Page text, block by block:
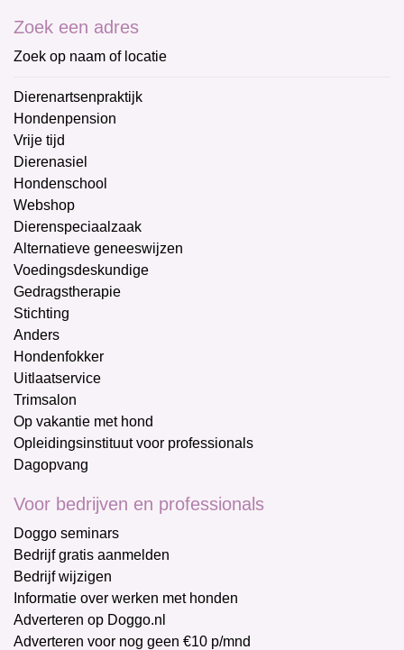
Zoek een adres
Zoek op naam of locatie
Dierenartsenpraktijk
Hondenpension
Vrije tijd
Dierenasiel
Hondenschool
Webshop
Dierenspeciaalzaak
Alternatieve geneeswijzen
Voedingsdeskundige
Gedragstherapie
Stichting
Anders
Hondenfokker
Uitlaatservice
Trimsalon
Op vakantie met hond
Opleidingsinstituut voor professionals
Dagopvang
Voor bedrijven en professionals
Doggo seminars
Bedrijf gratis aanmelden
Bedrijf wijzigen
Informatie over werken met honden
Adverteren op Doggo.nl
Adverteren voor nog geen €10 p/mnd